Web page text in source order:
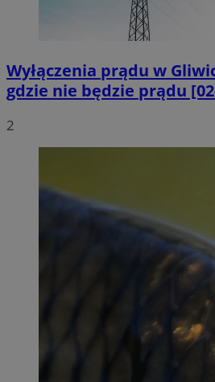
Wyłączenia prądu w
gdzie nie będzie prądu
2